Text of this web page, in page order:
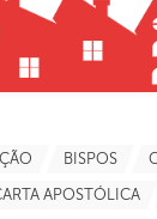
BISPOS
APOSTÓLICA